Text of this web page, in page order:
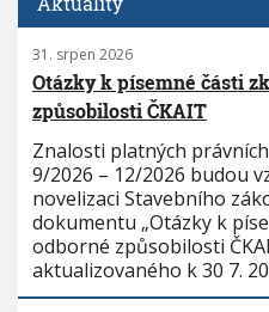
31. srpen 2026
Otázky k písemné části
způsobilosti ČKAIT
Znalosti platných
9/2026 – 12/2026 budou
novelizaci Stavebního
dokumentu „Otázky k
odborné způsobilosti
aktualizovaného k 30 7.